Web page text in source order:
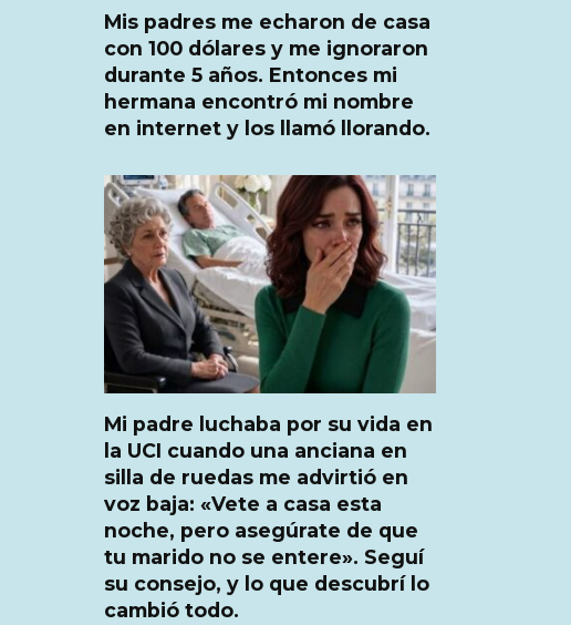
Mis padres me echaron de casa
con 100 dólares y me ignoraron
durante 5 años. Entonces mi
hermana encontró mi nombre
en internet y los llamó llorando.
Mi padre luchaba por su vida en
la UCI cuando una anciana en
silla de ruedas me advirtió en
voz baja: «Vete a casa esta
noche, pero asegúrate de que
tu marido no se entere». Seguí
su consejo, y lo que descubrí lo
cambió todo.